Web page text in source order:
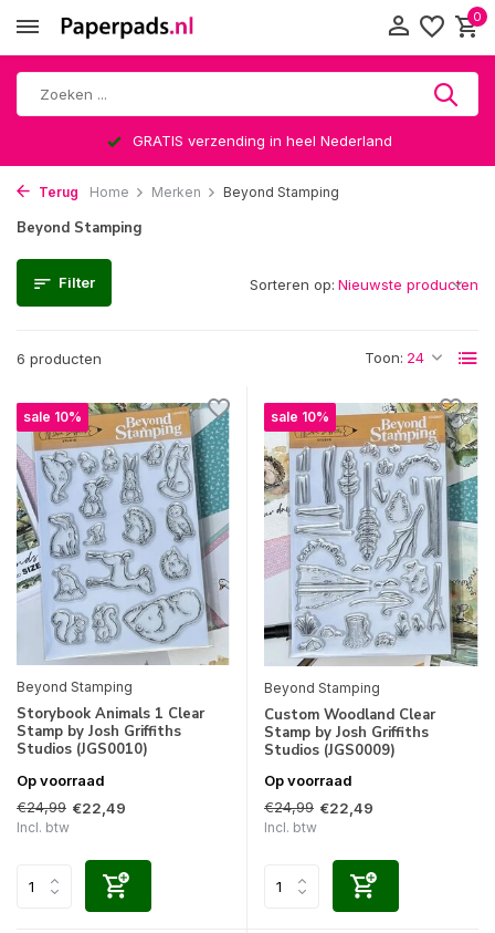
0
GRATIS verzending in heel Nederland
Terug Home Merken Beyond Stamping
Beyond Stamping
Filter
6 producten Toon:
Sorteren op:
sale 10%
Beyond Stamping
Storybook Animals 1 Clear
Stamp by Josh Griffiths
Studios (JGS0010)
Op voorraad
€24,99 €22,49
Incl. btw
sale 10%
Beyond Stamping
Custom Woodland Clear
Stamp by Josh Griffiths
Studios (JGS0009)
Op voorraad
€24,99 €22,49
Incl. btw